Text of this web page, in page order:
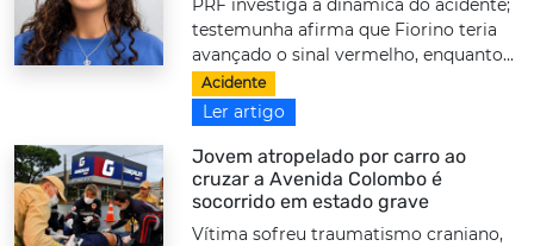
PRF investiga a dinâmica do acidente;
testemunha afirma que Fiorino teria
avançado o sinal vermelho, enquanto...
Acidente
Ler artigo
Jovem atropelado por carro ao
cruzar a Avenida Colombo é
socorrido em estado grave
Vítima sofreu traumatismo craniano,